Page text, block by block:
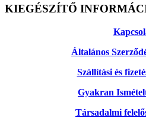
KIEGÉSZÍTŐ
Általános
Szállítási és
Gyakran
Társadalmi